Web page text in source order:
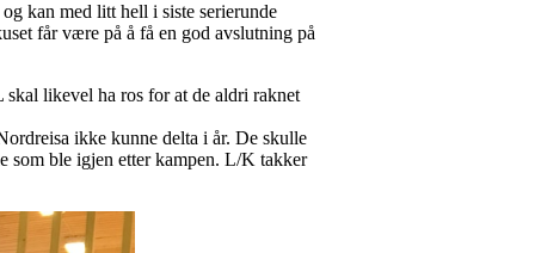
kan med litt hell i siste serierunde
får være på å få en god avslutning på
likevel ha ros for at de aldri raknet
ikke kunne delta i år. De skulle
som ble igjen etter kampen. L/K takker